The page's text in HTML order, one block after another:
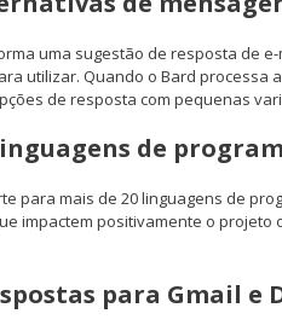
uma sugestão de resposta de
utilizar. Quando o Bard processa
de resposta com pequenas
de
para mais de 20 linguagens de
impactem positivamente o
para Gmail e